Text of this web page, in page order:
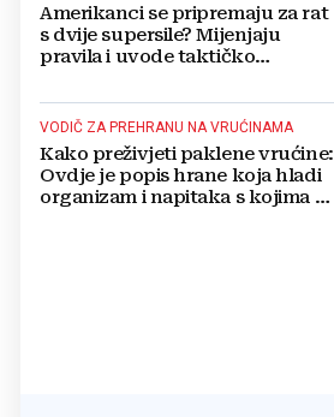
Amerikanci se pripremaju za rat
s dvije supersile? Mijenjaju
pravila i uvode taktičko
VODIČ ZA PREHRANU NA VRUĆINAMA
Kako preživjeti paklene vrućine:
Ovdje je popis hrane koja hladi
organizam i napitaka s kojima si